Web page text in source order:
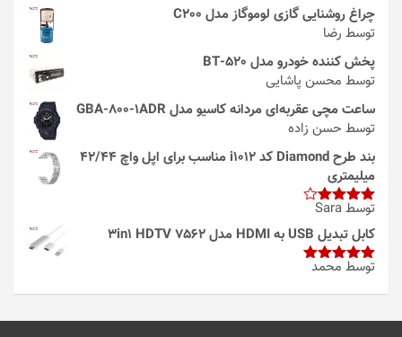
چراغ روشنایی گازی لوموگاز مدل C200
توسط رضا
پخش کننده خودرو مدل 520-BT
توسط محسن پاشایی
ساعت مچی عقربه‌ای مردانه کاسیو مدل GBA-800-1ADR
توسط حسن زاده
بند طرح Diamond کد i1012 مناسب برای اپل واچ 42/44
میلیمتری
امتیاز4
از 5
توسط Sara
کابل تبدیل USB به HDMI مدل 3in1 HDTV 7562
امتیاز5از
توسط محمد